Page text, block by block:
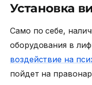
Установка
Само по себе,
оборудования в
воздействие на
пойдет на